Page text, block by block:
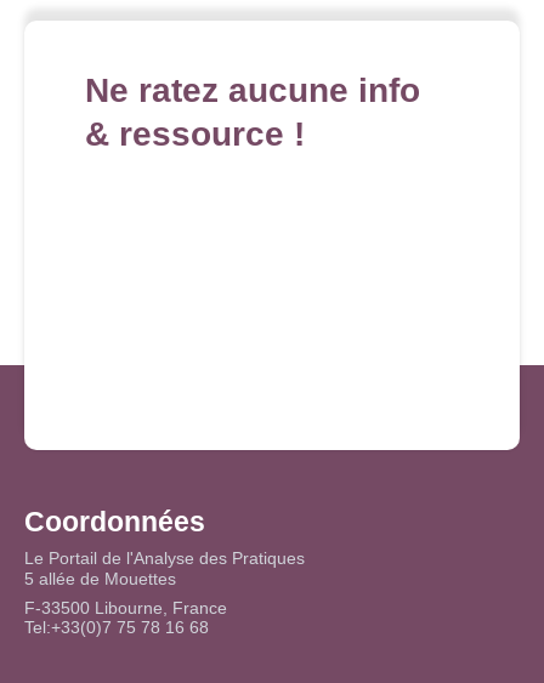
Ne ratez aucune info
& ressource !
Coordonnées
Le Portail de l'Analyse des Pratiques
5 allée de Mouettes
F-33500 Libourne, France
Tel:+33(0)7 75 78 16 68